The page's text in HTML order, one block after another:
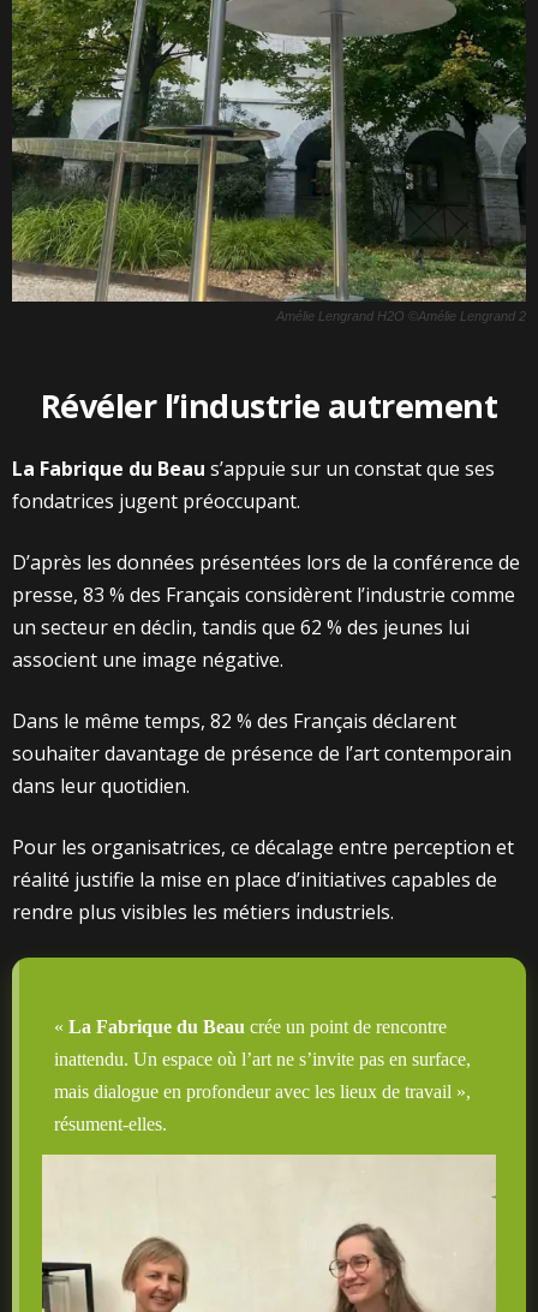
Amélie Lengrand H2O ©Amélie Lengrand 2
Révéler l’industrie autrement
La Fabrique du Beau s’appuie sur un constat que ses
fondatrices jugent préoccupant.
D’après les données présentées lors de la conférence de
presse, 83 % des Français considèrent l’industrie comme
un secteur en déclin, tandis que 62 % des jeunes lui
associent une image négative.
Dans le même temps, 82 % des Français déclarent
souhaiter davantage de présence de l’art contemporain
dans leur quotidien.
Pour les organisatrices, ce décalage entre perception et
réalité justifie la mise en place d’initiatives capables de
rendre plus visibles les métiers industriels.
« La Fabrique du Beau crée un point de rencontre
inattendu. Un espace où l’art ne s’invite pas en surface,
mais dialogue en profondeur avec les lieux de travail »,
résument-elles.